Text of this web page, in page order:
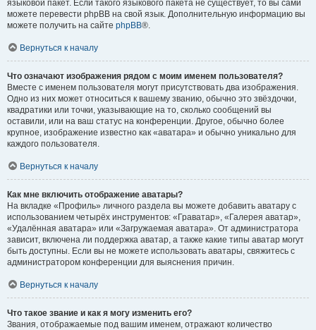
языковой пакет. Если такого языкового пакета не существует, то вы сами
можете перевести phpBB на свой язык. Дополнительную информацию вы
можете получить на сайте phpBB®.
Вернуться к началу
Что означают изображения рядом с моим именем пользователя?
Вместе с именем пользователя могут присутствовать два изображения.
Одно из них может относиться к вашему званию, обычно это звёздочки,
квадратики или точки, указывающие на то, сколько сообщений вы
оставили, или на ваш статус на конференции. Другое, обычно более
крупное, изображение известно как «аватара» и обычно уникально для
каждого пользователя.
Вернуться к началу
Как мне включить отображение аватары?
На вкладке «Профиль» личного раздела вы можете добавить аватару с
использованием четырёх инструментов: «Граватар», «Галерея аватар»,
«Удалённая аватара» или «Загружаемая аватара». От администратора
зависит, включена ли поддержка аватар, а также какие типы аватар могут
быть доступны. Если вы не можете использовать аватары, свяжитесь с
администратором конференции для выяснения причин.
Вернуться к началу
Что такое звание и как я могу изменить его?
Звания, отображаемые под вашим именем, отражают количество